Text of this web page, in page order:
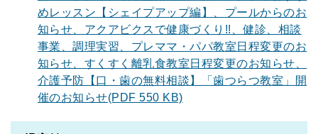
めレッスン【シェイプアップ編】、プールからのお
知らせ、アクアビクスで健康づくり!!、健診、相談
事業、調理実習、プレママ・パパ教室日程変更のお
知らせ、すくすく離乳食教室日程変更のお知らせ、
介護予防【口・歯の無料相談】「歯つらつ教室」開
催のお知らせ(PDF 550 KB)